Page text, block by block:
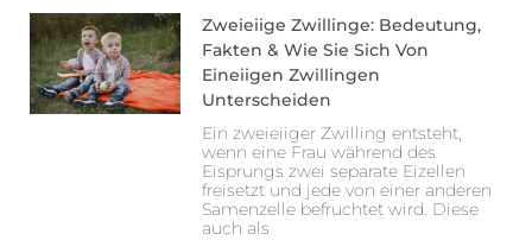
Zweieiige Zwillinge: Bedeutung,
Fakten & Wie Sie Sich Von
Eineiigen Zwillingen
Unterscheiden
Ein zweieiiger Zwilling entsteht,
wenn eine Frau während des
Eisprungs zwei separate Eizellen
freisetzt und jede von einer anderen
Samenzelle befruchtet wird. Diese
auch als